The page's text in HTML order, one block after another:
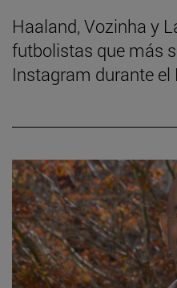
Haaland, Vozinha y
futbolistas que más
Instagram durante